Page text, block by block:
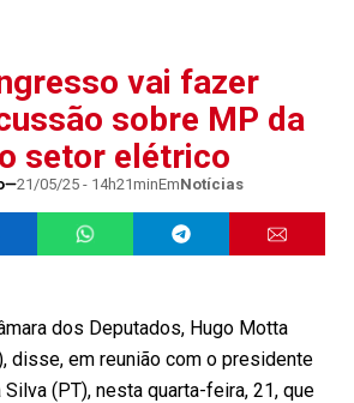
vai fazer
sobre MP da
setor elétrico
21/05/25 - 14h21minEmNotícias
dos Deputados, Hugo Motta
disse, em reunião com o presidente
(PT), nesta quarta-feira, 21, que